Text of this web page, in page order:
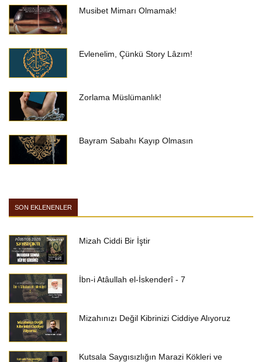
Musibet Mimarı Olmamak!
Evlenelim, Çünkü Story Lâzım!
Zorlama Müslümanlık!
Bayram Sabahı Kayıp Olmasın
SON EKLENENLER
Mizah Ciddi Bir İştir
İbn-i Atâullah el-İskenderî - 7
Mizahınızı Değil Kibrinizi Ciddiye Alıyoruz
Kutsala Saygısızlığın Marazi Kökleri ve